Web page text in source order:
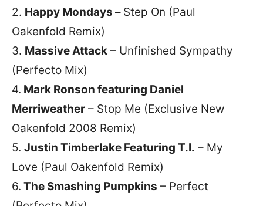
2. Happy Mondays – Step On (Paul
Oakenfold Remix)
3. Massive Attack – Unfinished Sympathy
(Perfecto Mix)
4. Mark Ronson featuring Daniel
Merriweather – Stop Me (Exclusive New
Oakenfold 2008 Remix)
5. Justin Timberlake Featuring T.I. – My
Love (Paul Oakenfold Remix)
6. The Smashing Pumpkins – Perfect